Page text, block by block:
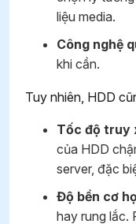
liệu media.
Công nghệ
khi cần.
Tuy nhiên, HDD
Tốc độ truy
của HDD
server, đặc
Độ bền cơ
hay rung lắc.